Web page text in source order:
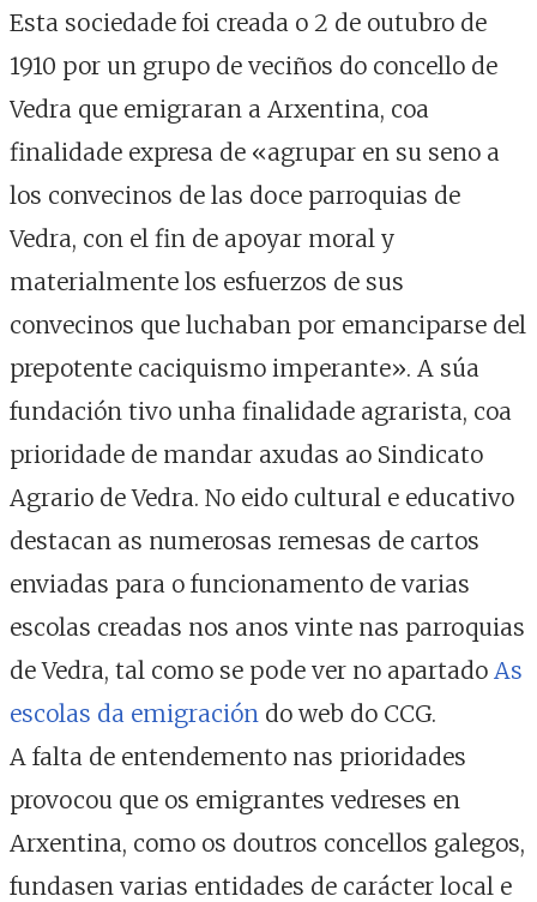
Esta sociedade foi creada o 2 de outubro de
1910 por un grupo de veciños do concello de
Vedra que emigraran a Arxentina, coa
finalidade expresa de «agrupar en su seno a
los convecinos de las doce parroquias de
Vedra, con el fin de apoyar moral y
materialmente los esfuerzos de sus
convecinos que luchaban por emanciparse del
prepotente caciquismo imperante». A súa
fundación tivo unha finalidade agrarista, coa
prioridade de mandar axudas ao Sindicato
Agrario de Vedra. No eido cultural e educativo
destacan as numerosas remesas de cartos
enviadas para o funcionamento de varias
escolas creadas nos anos vinte nas parroquias
de Vedra, tal como se pode ver no apartado As
escolas da emigración do web do CCG.
A falta de entendemento nas prioridades
provocou que os emigrantes vedreses en
Arxentina, como os doutros concellos galegos,
fundasen varias entidades de carácter local e